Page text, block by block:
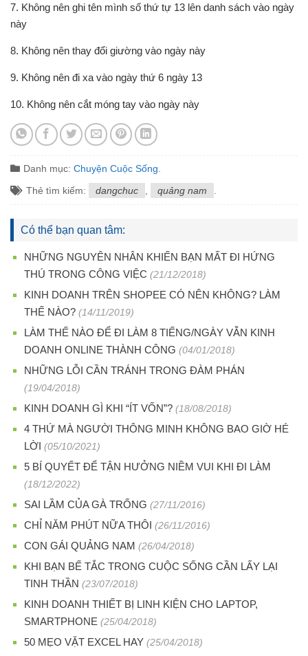
7. Không nên ghi tên mình số thứ tự 13 lên danh sách vào ngày
này
8. Không nên thay đổi giường vào ngày này
9. Không nên đi xa vào ngày thứ 6 ngày 13
10. Không nên cắt móng tay vào ngày này
Danh mục: Chuyện Cuộc Sống
Thẻ tìm kiếm:
dangchuc quảng nam
Có thể bạn quan tâm:
NHỮNG NGUYÊN NHÂN KHIẾN BẠN MẤT ĐI HỨNG
THÚ TRONG CÔNG VIỆC (21/12/2018)
KINH DOANH TRÊN SHOPEE CÓ NÊN KHÔNG? LÀM
THẾ NÀO? (14/11/2019)
LÀM THẾ NÀO ĐỂ ĐI LÀM 8 TIẾNG/NGÀY VẪN KINH
DOANH ONLINE THÀNH CÔNG (04/01/2018)
NHỮNG LỖI CẦN TRÁNH TRONG ĐÀM PHÁN
(19/04/2018)
KINH DOANH GÌ KHI “ÍT VỐN”? (18/08/2018)
4 THỨ MÀ NGƯỜI THÔNG MINH KHÔNG BAO GIỜ HÉ
LỜI (05/10/2021)
5 BÍ QUYẾT ĐỂ TẬN HƯỞNG NIỀM VUI KHI ĐI LÀM
(18/12/2022)
SAI LẦM CỦA GÀ TRỐNG (27/11/2016)
CHỈ NĂM PHÚT NỮA THÔI (26/11/2016)
CON GÁI QUẢNG NAM (26/04/2018)
KHI BẠN BẾ TẮC TRONG CUỘC SỐNG CẦN LẤY LẠI
TINH THẦN (23/07/2018)
KINH DOANH THIẾT BỊ LINH KIỆN CHO LAPTOP,
SMARTPHONE (25/04/2018)
50 MẸO VẶT EXCEL HAY (25/04/2018)